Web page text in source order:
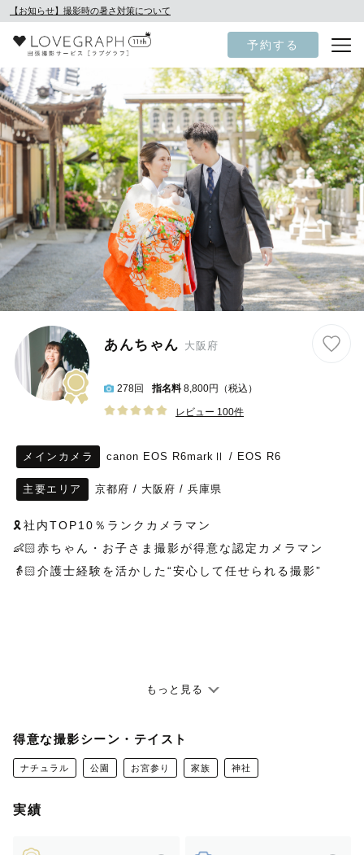
【お知らせ】撮影時の暑さ対策について
予約する
あんちゃん 大阪府
278回 指名料 8,800円（税込）
レビュー 100件
メインカメラ canon EOS R6markⅡ / EOS R6
主要エリア 京都府 / 大阪府 / 兵庫県
🎗️社内TOP10％ランクカメラマン
👶🏻赤ちゃん・お子さま撮影が得意な認定カメラマン
👵🏻介護士経験を活かした“安心して任せられる撮影”
初めまして！あんちゃんと申します🌷
この度はカメラマンページをご覧くださりありがとうござ
もっと見る
得意な撮影シーン・テイスト
ナチュラル 公園 お宮参り 家族 神社
実績